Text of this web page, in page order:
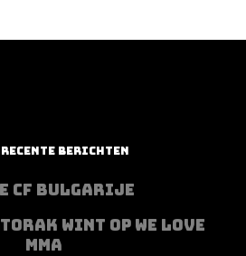
BERICHTEN
CF BULGARIJE
WINT OP WE LOVE
MMA